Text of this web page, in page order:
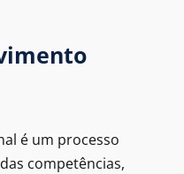
é um processo
competências,